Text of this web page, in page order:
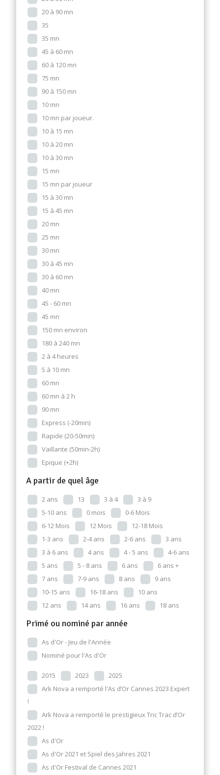
20 à 90 mn
35
35 mn
45 à 60 mn
60 à 120 mn
75 mn
90 à 150 mn
10 mn
10 mn par joueur.
10 à 15 mn
10 à 20 mn
10 à 30 mn
15 mn
15 mn par joueur
15 à 30 mn
15 à 45 mn
20 mn
25 mn
30 mn
30 à 45 mn
30 à 60 mn
40 mn
45 - 60 mn
45 mn
150 mn environ
180 à 240 mn
2 à 4 heures
5 à 10 mn
60 mn
60 mn à 2 h
90 mn
Express (-20min)
Rapide (20-50min)
Vaillante (50min-2h)
Epique (+2h)
A partir de quel âge
2 ans 13 3 à 4
3 à 9
5-10 ans
0 mois
0-6 Mois
6-12 Mois
12 Mois
12-18 Mois
1-3 ans
2-4 ans 2-6 ans
3 ans
3 à 6 ans
4 ans 4 - 5 ans
4-6 ans
5 ans
5 - 8 ans 6 ans
6 ans +
7 ans
7-9 ans 8 ans
9 ans
10-15 ans
16-18 ans
10 ans
12 ans
14 ans 16 ans 18 ans
Primé ou nominé par année
As d'Or - Jeu de l'Année
Nominé pour l'As d'Or
2015 2023
2025
Ark Nova a remporté l'As d’Or Cannes 2023 Expert
!
Ark Nova a remporté le prestigieux Tric Trac d’Or
2022 !
As d'Or
As d'Or 2021 et Spiel des Jahres 2021
As d'Or Festival de Cannes 2021